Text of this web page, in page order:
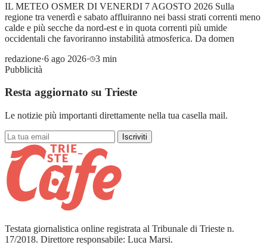
IL METEO OSMER DI VENERDI 7 AGOSTO 2026 Sulla
regione tra venerdì e sabato affluiranno nei bassi strati correnti meno
calde e più secche da nord-est e in quota correnti più umide
occidentali che favoriranno instabilità atmosferica. Da domen
redazione·6 ago 2026·
3 min
Pubblicità
Resta aggiornato su Trieste
Le notizie più importanti direttamente nella tua casella mail.
Iscriviti
Testata giornalistica online registrata al Tribunale di Trieste n.
17/2018. Direttore responsabile: Luca Marsi.